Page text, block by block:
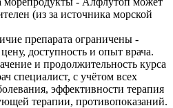
(из за источника морской
препарата ограничены -
доступность и опыт врача.
и продолжительность курса
специалист, с учётом всех
эффективности терапия
терапии, противопоказаний.